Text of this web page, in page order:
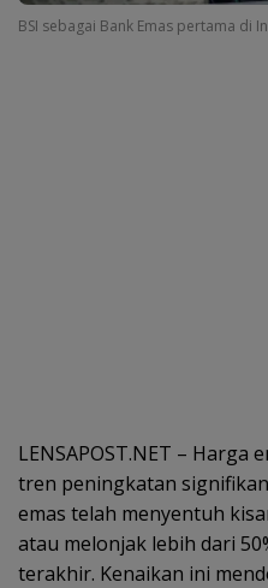
BSI sebagai Bank Emas pertama di
LENSAPOST.NET – Harga
tren peningkatan
emas telah menyentuh
atau melonjak lebih dari
terakhir. Kenaikan ini